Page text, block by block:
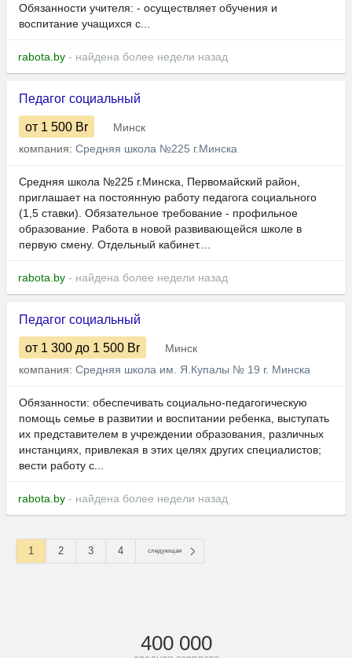
Обязанности учителя: - осуществляет обучения и
воспитание учащихся с...
rabota.by - найдена более недели назад
Педагог социальный
от 1 500 Br
Минск
компания: Средняя школа №225 г.Минска
Средняя школа №225 г.Минска, Первомайский район,
приглашает на постоянную работу педагога социального
(1,5 ставки). Обязательное требование - профильное
образование. Работа в новой развивающейся школе в
первую смену. Отдельный кабинет....
rabota.by - найдена более недели назад
Педагог социальный
от 1 300 до 1 500 Br
Минск
компания: Средняя школа им. Я.Купалы № 19 г. Минска
Обязанности: обеспечивать социально-педагогическую
помощь семье в развитии и воспитании ребенка, выступать
их представителем в учреждении образования, различных
инстанциях, привлекая в этих целях других специалистов;
вести работу с...
rabota.by - найдена более недели назад
1 2 3 4 следующая
400 000